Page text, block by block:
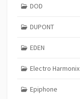
DOD
DUPONT
EDEN
Electro Harmonix
Epiphone